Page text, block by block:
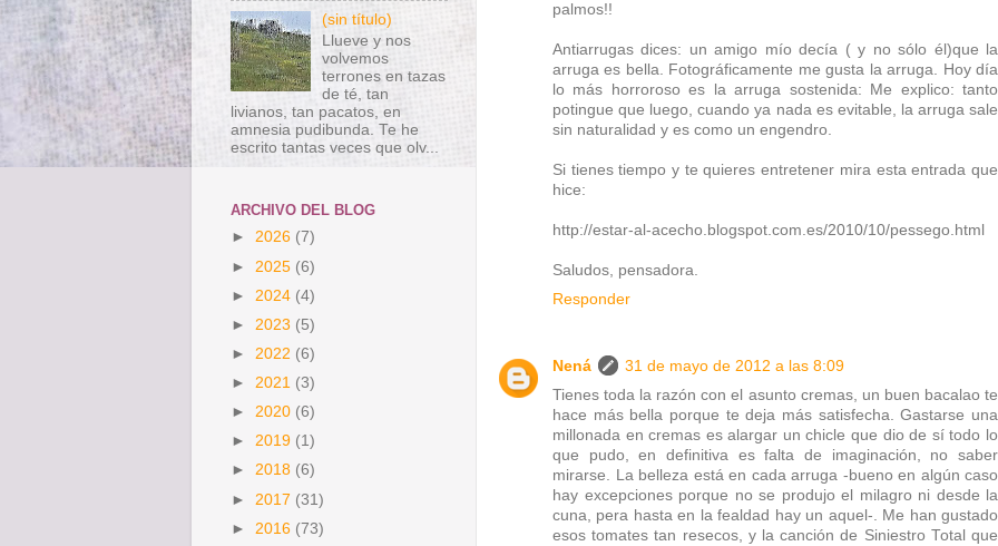
palmos!!
Antiarrugas dices: un amigo mío decía ( y no sólo él)que la
arruga es bella. Fotográficamente me gusta la arruga. Hoy día
lo más horroroso es la arruga sostenida: Me explico: tanto
potingue que luego, cuando ya nada es evitable, la arruga sale
sin naturalidad y es como un engendro.
Si tienes tiempo y te quieres entretener mira esta entrada que
hice:
http://estar-al-acecho.blogspot.com.es/2010/10/pessego.html
Saludos, pensadora.
Responder
Nená
31 de mayo de 2012 a las 8:09
Tienes toda la razón con el asunto cremas, un buen bacalao te
hace más bella porque te deja más satisfecha. Gastarse una
millonada en cremas es alargar un chicle que dio de sí todo lo
que pudo, en definitiva es falta de imaginación, no saber
mirarse. La belleza está en cada arruga -bueno en algún caso
hay excepciones porque no se produjo el milagro ni desde la
cuna, pera hasta en la fealdad hay un aquel-. Me han gustado
esos tomates tan resecos, y la canción de Siniestro Total que
(sin título)
Llueve y nos
volvemos
terrones en tazas
de té, tan
livianos, tan pacatos, en
amnesia pudibunda. Te he
escrito tantas veces que olv...
ARCHIVO DEL BLOG
► 2026 (7)
► 2025 (6)
► 2024 (4)
► 2023 (5)
► 2022 (6)
► 2021 (3)
► 2020 (6)
► 2019 (1)
► 2018 (6)
► 2017 (31)
► 2016 (73)